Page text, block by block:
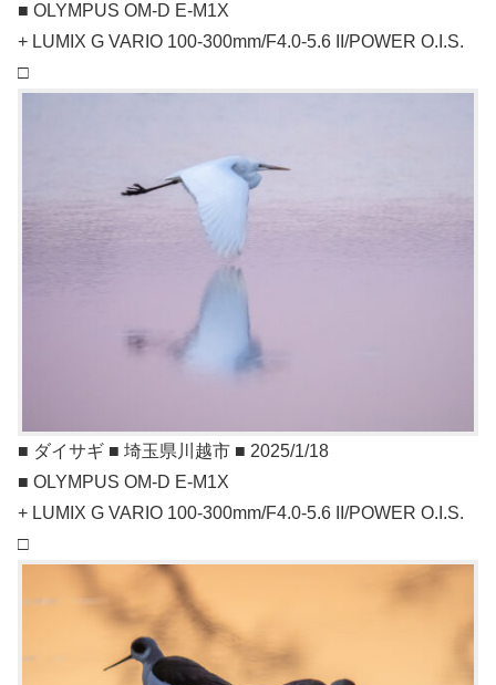
■ OLYMPUS OM-D E-M1X
+ LUMIX G VARIO 100-300mm/F4.0-5.6 II/POWER O.I.S.
□
■ ダイサギ ■ 埼玉県川越市 ■ 2025/1/18
■ OLYMPUS OM-D E-M1X
+ LUMIX G VARIO 100-300mm/F4.0-5.6 II/POWER O.I.S.
□